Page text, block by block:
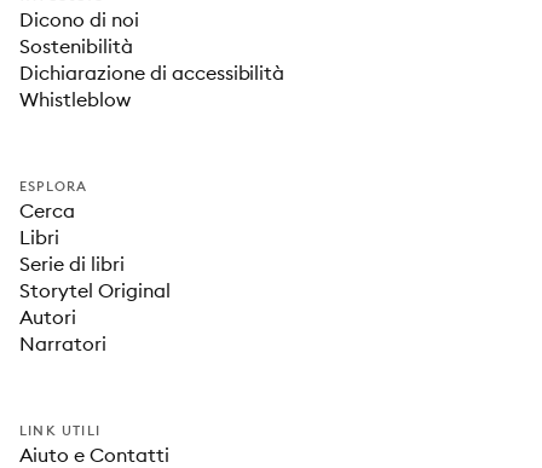
Dicono di noi
Sostenibilità
Dichiarazione di accessibilità
Whistleblow
ESPLORA
Cerca
Libri
Serie di libri
Storytel Original
Autori
Narratori
LINK UTILI
Aiuto e Contatti